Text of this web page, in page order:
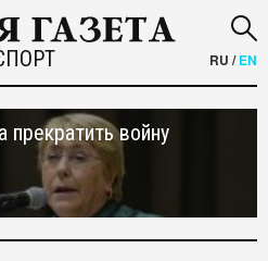
RU /EN
войну